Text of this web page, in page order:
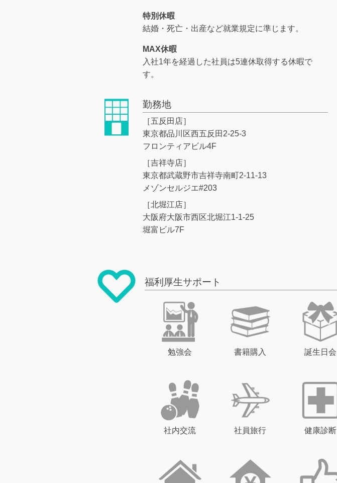
特別休暇
結婚・死亡・出産など就業規定に準じます。
MAX休暇
入社1年を経過した社員は5連休取得する休暇で
す。
勤務地
［五反田店］
東京都品川区西五反田2-25-3
フロンティアビル4F
［吉祥寺店］
東京都武蔵野市吉祥寺南町2-11-13
メゾンセルジエ#203
［北堀江店］
大阪府大阪市西区北堀江1-1-25
堀富ビル7F
福利厚生サポート
勉強会 書籍購入 誕生日会
社内交流 社員旅行 健康診断